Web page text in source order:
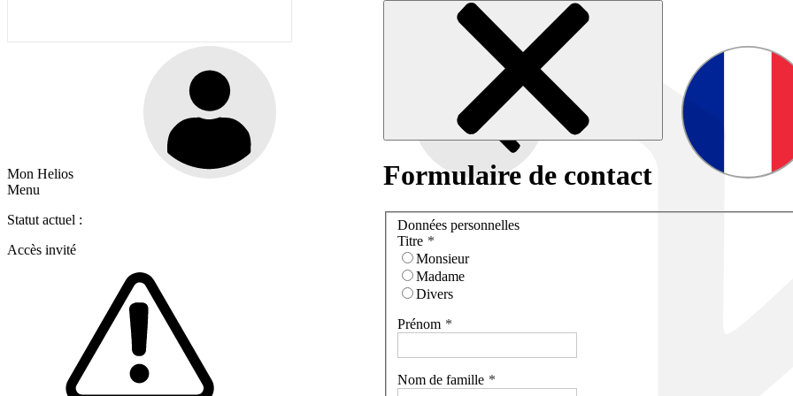
Mon Helios
Menu
Statut actuel :
Accès invité
Formulaire de contact
Données personnelles
Titre
Monsieur
Madame
Divers
Prénom
Nom de famille